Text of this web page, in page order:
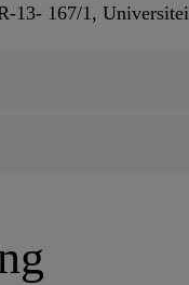
13- 167/1,